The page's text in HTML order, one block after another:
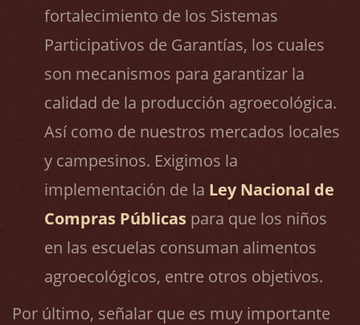
fortalecimiento de los Sistemas
Participativos de Garantías, los cuales
son mecanismos para garantizar la
calidad de la producción agroecológica.
Así como de nuestros mercados locales
y campesinos. Exigimos la
implementación de la Ley Nacional de
Compras Públicas para que los niños
en las escuelas consuman alimentos
agroecológicos, entre otros objetivos.
Por último, señalar que es muy importante